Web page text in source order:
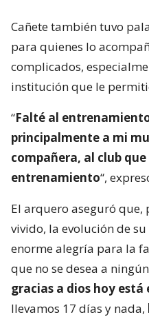
Cañete también tuvo
para quienes lo
complicados,
institución que le
“Falté al
principalmente a mi
compañera, al club
entrenamiento“,
El arquero aseguró que,
vivido, la evolución de
enorme alegría para la
que no se desea a
gracias a dios hoy
llevamos 17 días y nada,